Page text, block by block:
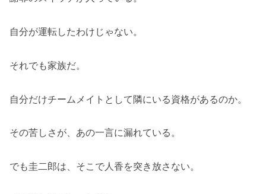
自分が運転したわけじゃない。
それでも家族だ。
自分だけチームメイトとして隣にいる資格があるのか。
その苦しさが、あの一言に漏れている。
でも圭二郎は、そこで人香を突き放さない。